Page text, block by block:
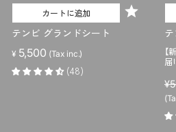
カートに追加
テンビ グランドシート
¥ 5,500 (Tax inc.)
(48)
【
届
販
売
価
格